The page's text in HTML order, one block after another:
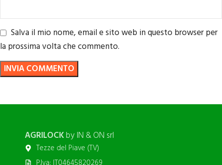
Salva il mio nome, email e sito web in questo browser per
la prossima volta che commento.
AGRILOCKby IN & ON srl
Tezze del Piave (TV)